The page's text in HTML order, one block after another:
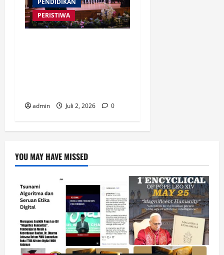
PENDIDIKAN
PERISTIWA
admin Juli 2, 2026 0
YOU MAY HAVE MISSED